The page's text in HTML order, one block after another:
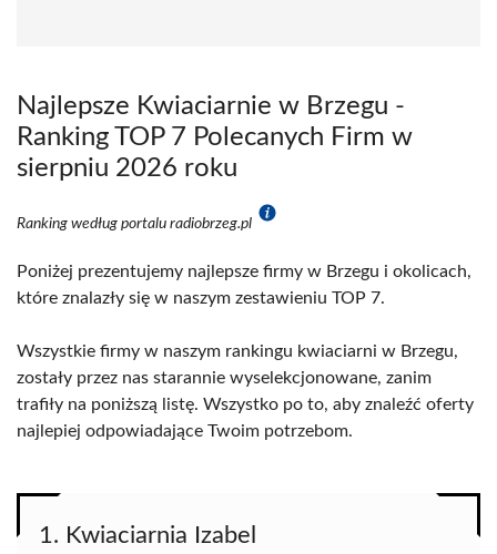
Najlepsze Kwiaciarnie w Brzegu -
Ranking TOP 7 Polecanych Firm w
sierpniu 2026 roku
Ranking według portalu radiobrzeg.pl
Poniżej prezentujemy najlepsze firmy w Brzegu i okolicach,
które znalazły się w naszym zestawieniu TOP 7.
Wszystkie firmy w naszym rankingu kwiaciarni w Brzegu,
zostały przez nas starannie wyselekcjonowane, zanim
trafiły na poniższą listę. Wszystko po to, aby znaleźć oferty
najlepiej odpowiadające Twoim potrzebom.
1. Kwiaciarnia Izabel